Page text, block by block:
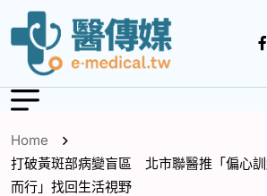
Home
打破黃斑部病變盲區 北市聯醫推「偏心
而行」找回生活視野